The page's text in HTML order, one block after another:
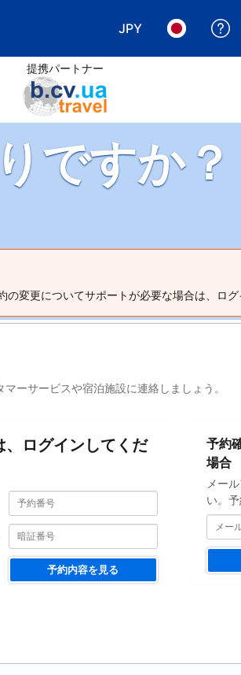
JPY
提携パートナー
ですか？
変更についてサポートが必要な場合は、ロ
ーサービスや宿泊施設に連絡しましょう。
ログインしてくだ
約
番
号
予
番
号
予約内容を見る
予約
場合
メー
い。